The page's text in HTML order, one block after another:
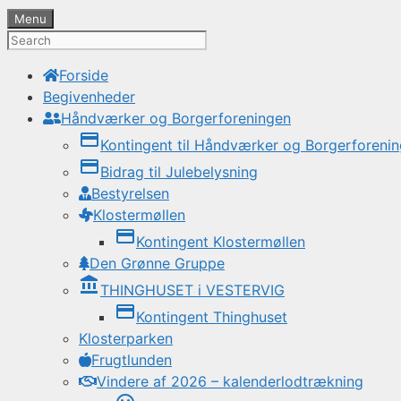
Menu
Forside
Begivenheder
Håndværker og Borgerforeningen
credit_cardKontingent til Håndværker og
credit_cardBidrag til Julebelysning
Bestyrelsen
Klostermøllen
credit_cardKontingent Klostermøllen
Den Grønne Gruppe
account_balanceTHINGHUSET i VESTERVIG
credit_cardKontingent Thinghuset
Klosterparken
Frugtlunden
Vindere af 2026 – kalenderlodtrækning